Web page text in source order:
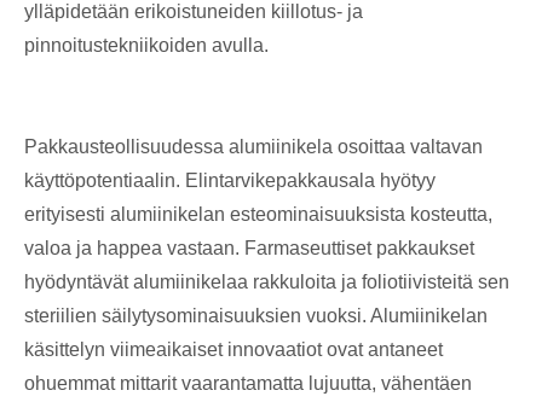
ylläpidetään erikoistuneiden kiillotus- ja
pinnoitustekniikoiden avulla.
Pakkausteollisuudessa alumiinikela osoittaa valtavan
käyttöpotentiaalin. Elintarvikepakkausala hyötyy
erityisesti alumiinikelan esteominaisuuksista kosteutta,
valoa ja happea vastaan. Farmaseuttiset pakkaukset
hyödyntävät alumiinikelaa rakkuloita ja foliotiivisteitä sen
steriilien säilytysominaisuuksien vuoksi. Alumiinikelan
käsittelyn viimeaikaiset innovaatiot ovat antaneet
ohuemmat mittarit vaarantamatta lujuutta, vähentäen